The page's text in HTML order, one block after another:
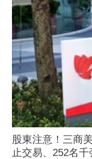
股東注意！三商
止交易、252名